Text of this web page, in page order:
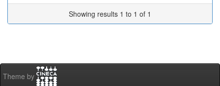
Showing results 1 to 1 of 1
Theme by